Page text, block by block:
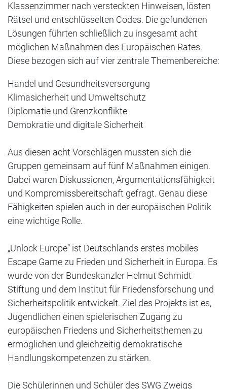
Klassenzimmer nach versteckten Hinweisen, lösten
Rätsel und entschlüsselten Codes. Die gefundenen
Lösungen führten schließlich zu insgesamt acht
möglichen Maßnahmen des Europäischen Rates.
Diese bezogen sich auf vier zentrale Themenbereiche:
Handel und Gesundheitsversorgung
Klimasicherheit und Umweltschutz
Diplomatie und Grenzkonflikte
Demokratie und digitale Sicherheit
Aus diesen acht Vorschlägen mussten sich die
Gruppen gemeinsam auf fünf Maßnahmen einigen.
Dabei waren Diskussionen, Argumentationsfähigkeit
und Kompromissbereitschaft gefragt. Genau diese
Fähigkeiten spielen auch in der europäischen Politik
eine wichtige Rolle.
„Unlock Europe“ ist Deutschlands erstes mobiles
Escape Game zu Frieden und Sicherheit in Europa. Es
wurde von der Bundeskanzler Helmut Schmidt
Stiftung und dem Institut für Friedensforschung und
Sicherheitspolitik entwickelt. Ziel des Projekts ist es,
Jugendlichen einen spielerischen Zugang zu
europäischen Friedens und Sicherheitsthemen zu
ermöglichen und gleichzeitig demokratische
Handlungskompetenzen zu stärken.
Die Schülerinnen und Schüler des SWG Zweigs